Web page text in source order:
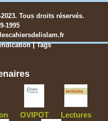
Tous droits réservés.
1995
|Tags
OVIPOT Lectures